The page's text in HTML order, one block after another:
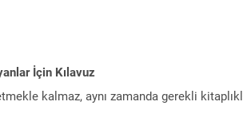
İçin Kılavuz
kalmaz, aynı zamanda gerekli